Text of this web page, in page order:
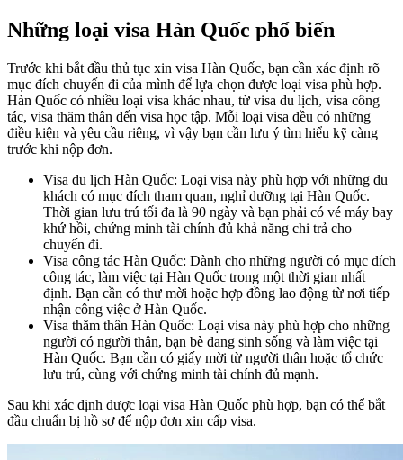
Những loại visa Hàn Quốc phổ biến
Trước khi bắt đầu thủ tục xin visa Hàn Quốc, bạn cần xác định rõ
mục đích chuyến đi của mình để lựa chọn được loại visa phù hợp.
Hàn Quốc có nhiều loại visa khác nhau, từ visa du lịch, visa công
tác, visa thăm thân đến visa học tập. Mỗi loại visa đều có những
điều kiện và yêu cầu riêng, vì vậy bạn cần lưu ý tìm hiểu kỹ càng
trước khi nộp đơn.
Visa du lịch Hàn Quốc: Loại visa này phù hợp với những du
khách có mục đích tham quan, nghỉ dưỡng tại Hàn Quốc.
Thời gian lưu trú tối đa là 90 ngày và bạn phải có vé máy bay
khứ hồi, chứng minh tài chính đủ khả năng chi trả cho
chuyến đi.
Visa công tác Hàn Quốc: Dành cho những người có mục đích
công tác, làm việc tại Hàn Quốc trong một thời gian nhất
định. Bạn cần có thư mời hoặc hợp đồng lao động từ nơi tiếp
nhận công việc ở Hàn Quốc.
Visa thăm thân Hàn Quốc: Loại visa này phù hợp cho những
người có người thân, bạn bè đang sinh sống và làm việc tại
Hàn Quốc. Bạn cần có giấy mời từ người thân hoặc tổ chức
lưu trú, cùng với chứng minh tài chính đủ mạnh.
Sau khi xác định được loại visa Hàn Quốc phù hợp, bạn có thể bắt
đầu chuẩn bị hồ sơ để nộp đơn xin cấp visa.